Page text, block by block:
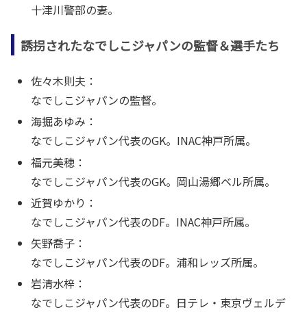
十津川警部の妻。
誘拐されたなでしこジャパンの監督＆選手たち
佐々木則夫：
なでしこジャパンの監督。
海掘あゆみ：
なでしこジャパン代表のGK。INAC神戸所属。
福元美穂：
なでしこジャパン代表のGK。岡山湯郷ベル所属。
近賀ゆかり：
なでしこジャパン代表のDF。INAC神戸所属。
矢野喬子：
なでしこジャパン代表のDF。浦和レッズ所属。
岩清水梓：
なでしこジャパン代表のDF。日テレ・東京ヴェルデ